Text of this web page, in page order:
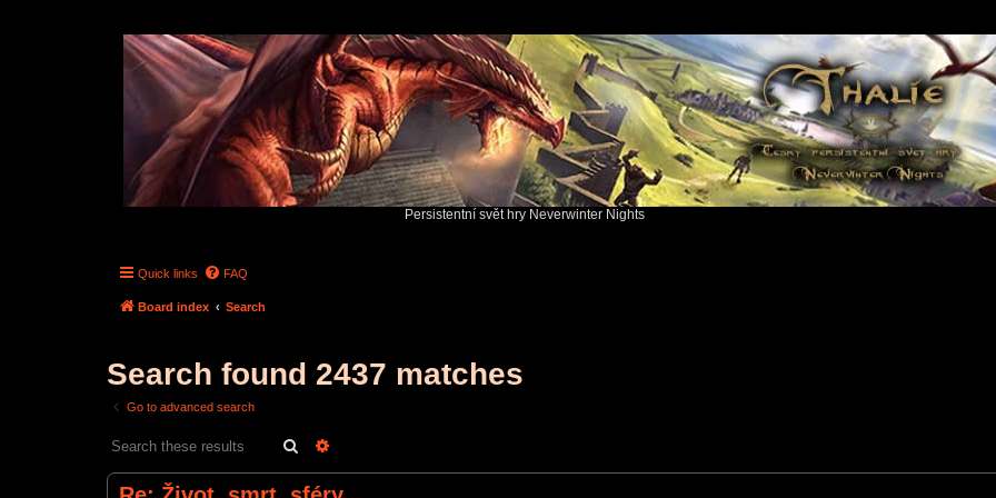
Persistentní svět hry Neverwinter Nights
Quick links FAQ
Board index Search
Search found 2437 matches
Go to advanced search
Search